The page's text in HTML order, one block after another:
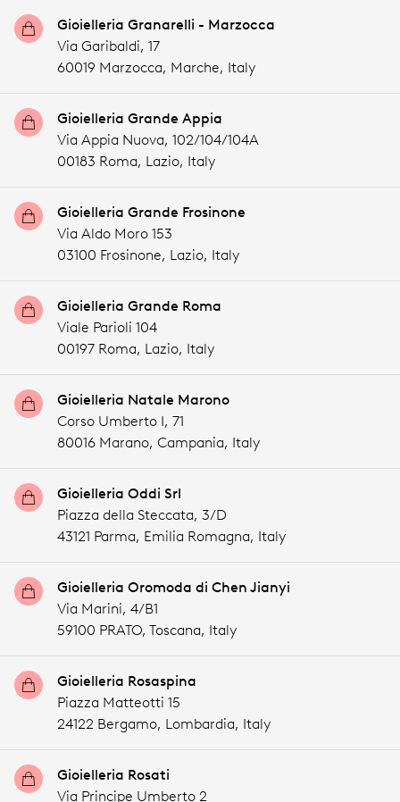
Gioielleria Granarelli - Marzocca
Via Garibaldi, 17
60019 Marzocca, Marche, Italy
Gioielleria Grande Appia
Via Appia Nuova, 102/104/104A
00183 Roma, Lazio, Italy
Gioielleria Grande Frosinone
Via Aldo Moro 153
03100 Frosinone, Lazio, Italy
Gioielleria Grande Roma
Viale Parioli 104
00197 Roma, Lazio, Italy
Gioielleria Natale Marono
Corso Umberto I, 71
80016 Marano, Campania, Italy
Gioielleria Oddi Srl
Piazza della Steccata, 3/D
43121 Parma, Emilia Romagna, Italy
Gioielleria Oromoda di Chen Jianyi
Via Marini, 4/B1
59100 PRATO, Toscana, Italy
Gioielleria Rosaspina
Piazza Matteotti 15
24122 Bergamo, Lombardia, Italy
Gioielleria Rosati
Via Principe Umberto 2